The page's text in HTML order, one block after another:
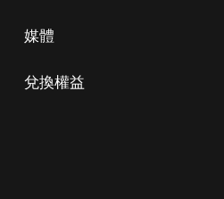
媒體
兌換權益